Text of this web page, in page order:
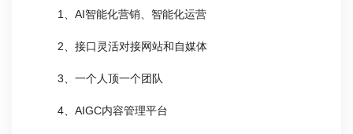
1、AI智能化营销、智能化运营
2、接口灵活对接网站和自媒体
3、一个人顶一个团队
4、AIGC内容管理平台